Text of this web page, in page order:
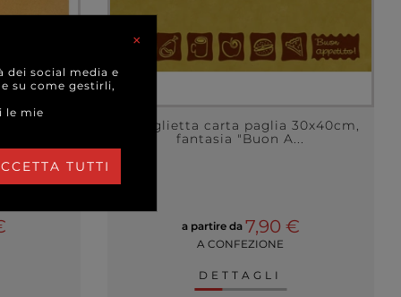
Tovaglietta carta paglia 30x40cm,
fantasia "Buon A...
a partire da 7,90 €
A CONFEZIONE
DETTAGLI
×
dei social media e
su come gestirli,
le mie
TUTTI